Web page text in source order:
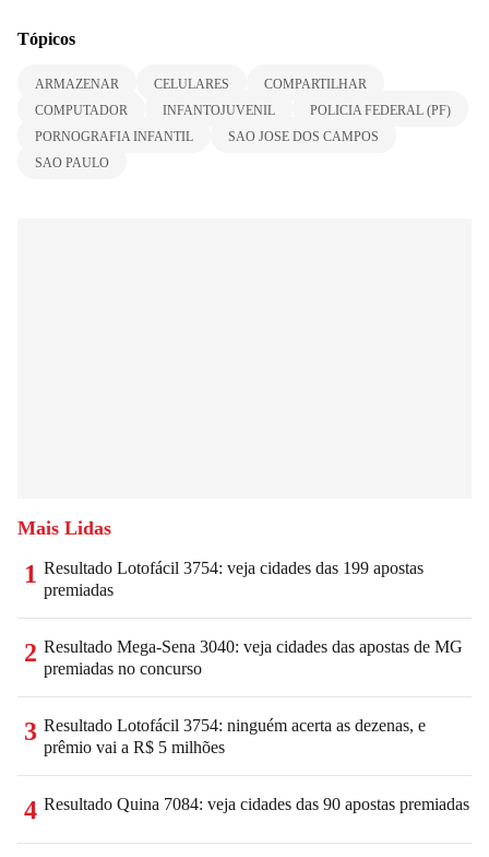
Tópicos
ARMAZENAR CELULARES
COMPARTILHAR
COMPUTADOR
INFANTOJUVENIL
POLICIA FEDERAL (PF)
PORNOGRAFIA INFANTIL
SAO JOSE DOS CAMPOS
SAO PAULO
Mais Lidas
1 Resultado Lotofácil 3754: veja cidades das 199 apostas
premiadas
2 Resultado Mega-Sena 3040: veja cidades das apostas de MG
premiadas no concurso
3 Resultado Lotofácil 3754: ninguém acerta as dezenas, e
prêmio vai a R$ 5 milhões
4 Resultado Quina 7084: veja cidades das 90 apostas premiadas